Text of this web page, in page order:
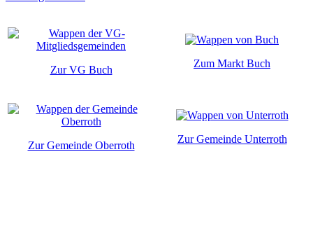
Zur VG Buch
Zum Markt Buch
Zur Gemeinde Oberroth
Zur Gemeinde Unterroth